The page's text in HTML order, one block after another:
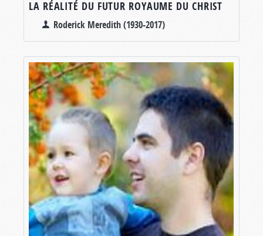
LA RÉALITÉ DU FUTUR ROYAUME DU CHRIST
Roderick Meredith (1930-2017)